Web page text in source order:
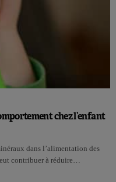
chez l’enfant
dans l’alimentation des
contribuer à réduire…